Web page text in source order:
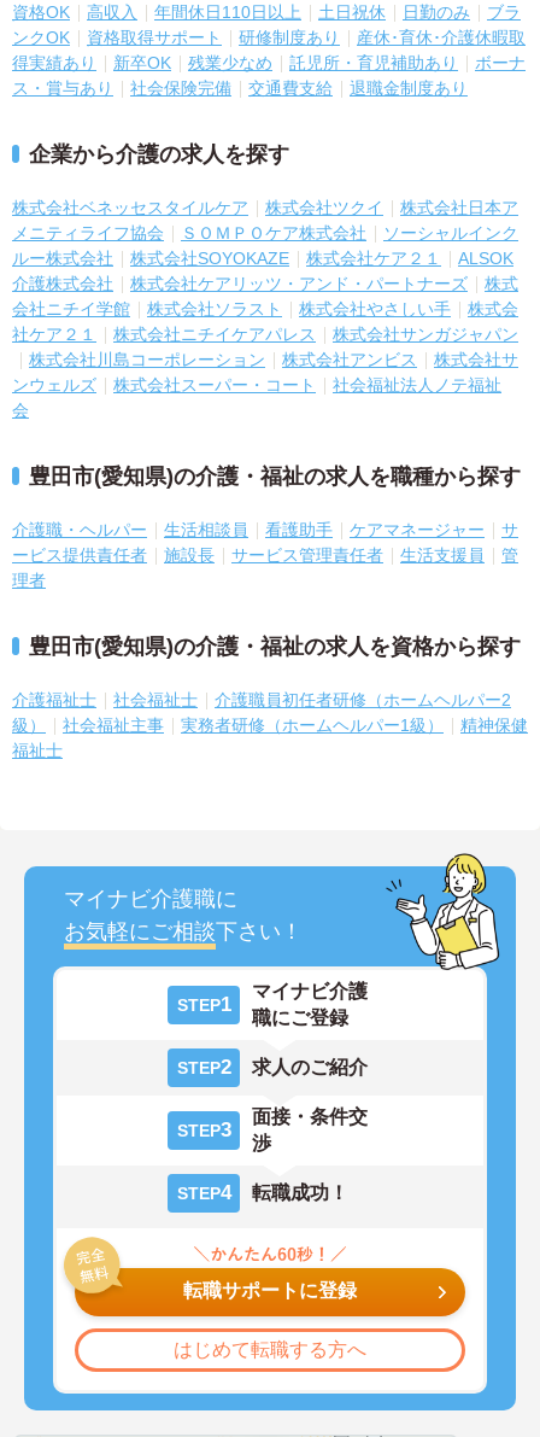
資格OK
高収入 年間休日110日以上 土日祝休 日勤のみ
ブラ
ンクOK
資格取得サポート 研修制度あり
産休･育休･介護休暇取
得実績あり
新卒OK 残業少なめ 託児所・育児補助あり
ボーナ
ス・賞与あり
社会保険完備 交通費支給 退職金制度あり
企業から介護の求人を探す
株式会社ベネッセスタイルケア 株式会社ツクイ
株式会社日本ア
メニティライフ協会
ＳＯＭＰＯケア株式会社
ソーシャルインク
ルー株式会社
株式会社SOYOKAZE 株式会社ケア２１
ALSOK
介護株式会社
株式会社ケアリッツ・アンド・パートナーズ
株式
会社ニチイ学館
株式会社ソラスト 株式会社やさしい手
株式会
社ケア２１
株式会社ニチイケアパレス
株式会社サンガジャパン
株式会社川島コーポレーション
株式会社アンビス
株式会社サ
ンウェルズ
株式会社スーパー・コート
社会福祉法人ノテ福祉
会
豊田市(愛知県)の介護・福祉の求人を職種から探す
介護職・ヘルパー 生活相談員 看護助手 ケアマネージャー
サ
ービス提供責任者
施設長 サービス管理責任者 生活支援員
管
理者
豊田市(愛知県)の介護・福祉の求人を資格から探す
介護福祉士 社会福祉士
介護職員初任者研修（ホームヘルパー2
級）
社会福祉主事 実務者研修（ホームヘルパー1級）
精神保健
福祉士
マイナビ介護職に
お気軽にご相談下さい！
STEP1
マイナビ介護
職にご登録
STEP2 求人のご紹介
STEP3
面接・条件交
渉
STEP4 転職成功！
転職サポートに登録
はじめて転職する方へ